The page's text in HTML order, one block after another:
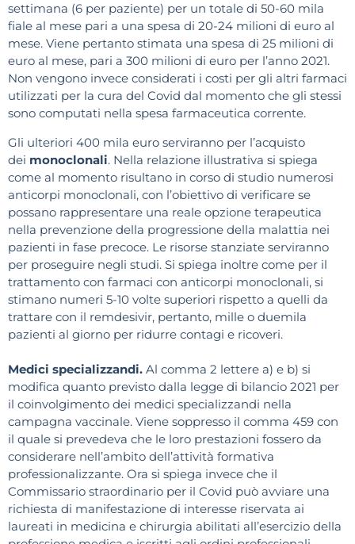
settimana (6 per paziente) per un totale di 50-60 mila
fiale al mese pari a una spesa di 20-24 milioni di euro al
mese. Viene pertanto stimata una spesa di 25 milioni di
euro al mese, pari a 300 milioni di euro per l’anno 2021.
Non vengono invece considerati i costi per gli altri farmaci
utilizzati per la cura del Covid dal momento che gli stessi
sono computati nella spesa farmaceutica corrente.
Gli ulteriori 400 mila euro serviranno per l’acquisto
dei monoclonali. Nella relazione illustrativa si spiega
come al momento risultano in corso di studio numerosi
anticorpi monoclonali, con l’obiettivo di verificare se
possano rappresentare una reale opzione terapeutica
nella prevenzione della progressione della malattia nei
pazienti in fase precoce. Le risorse stanziate serviranno
per proseguire negli studi. Si spiega inoltre come per il
trattamento con farmaci con anticorpi monoclonali, si
stimano numeri 5-10 volte superiori rispetto a quelli da
trattare con il remdesivir, pertanto, mille o duemila
pazienti al giorno per ridurre contagi e ricoveri.
Medici specializzandi. Al comma 2 lettere a) e b) si
modifica quanto previsto dalla legge di bilancio 2021 per
il coinvolgimento dei medici specializzandi nella
campagna vaccinale. Viene soppresso il comma 459 con
il quale si prevedeva che le loro prestazioni fossero da
considerare nell’ambito dell’attività formativa
professionalizzante. Ora si spiega invece che il
Commissario straordinario per il Covid può avviare una
richiesta di manifestazione di interesse riservata ai
laureati in medicina e chirurgia abilitati all’esercizio della